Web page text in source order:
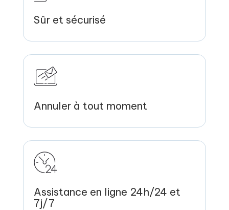
Sûr et sécurisé
Annuler à tout moment
Assistance en ligne 24h/24 et
7j/7